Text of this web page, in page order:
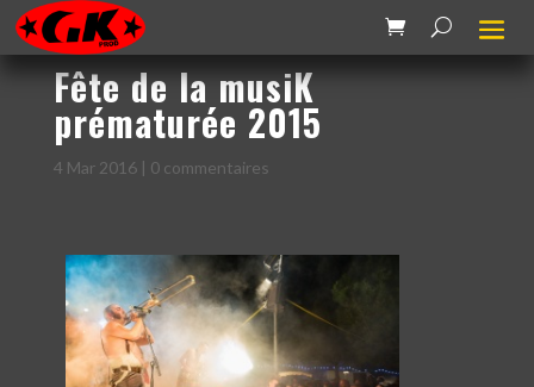
Fête de la musiK
prématurée 2015
4 Mar 2016| 0 commentaires